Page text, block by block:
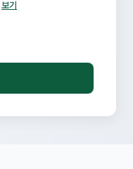
보기